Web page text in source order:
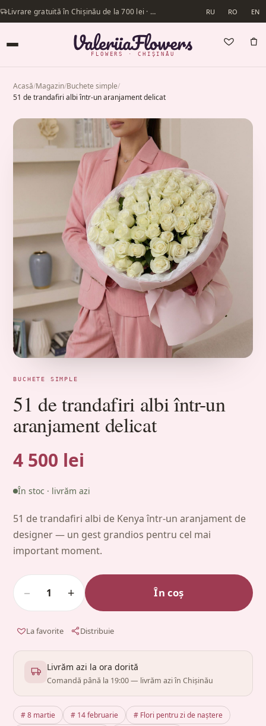
Livrare gratuită în Chișinău de la 700 lei · Livrăm în aceeași zi RU RO EN
FLOWERS · CHIȘINĂU
Acasă/Magazin/Buchete simple/
51 de trandafiri albi într-un aranjament delicat
BUCHETE SIMPLE
51 de trandafiri albi într-un
aranjament delicat
4 500 lei
În stoc · livrăm azi
51 de trandafiri albi de Kenya într-un aranjament de
designer — un gest grandios pentru cel mai
important moment.
− 1 + În coș
La favorite Distribuie
Livrăm azi la ora dorită
Comandă până la 19:00 — livrăm azi în Chișinău
# 8 martie # 14 februarie
# Flori pentru zi de naștere